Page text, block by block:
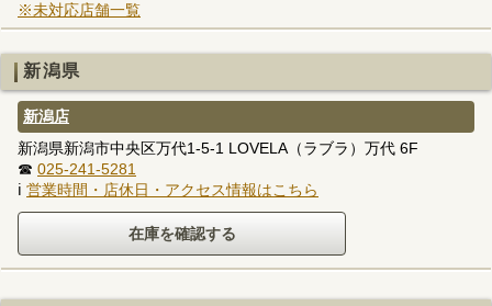
※未対応店舗一覧
新潟県
新潟店
新潟県新潟市中央区万代1-5-1 LOVELA（ラブラ）万代 6F
☎ 025-241-5281
ℹ 営業時間・店休日・アクセス情報はこちら